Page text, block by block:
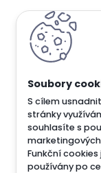
S cílem
stránky
souhlasíte s
Funkční
používány po